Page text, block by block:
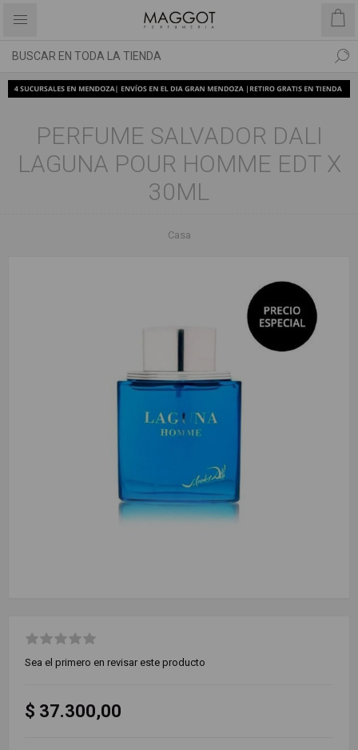
PERFUME SALVADOR DALI
LAGUNA POUR HOMME EDT X
30ML
Casa
Sea el primero en revisar este producto
$ 37.300,00